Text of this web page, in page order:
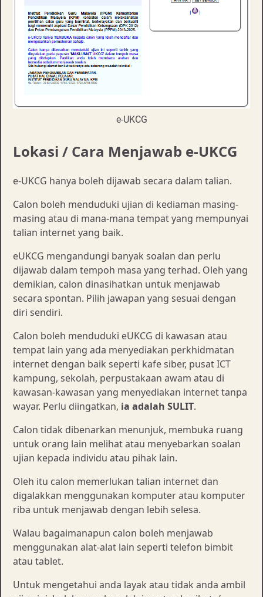
e-UKCG
Lokasi / Cara Menjawab e-UKCG
e-UKCG hanya boleh dijawab secara dalam talian.
Calon boleh menduduki ujian di kediaman masing-
masing atau di mana-mana tempat yang mempunyai
talian internet yang baik.
eUKCG mengandungi banyak soalan dan perlu
dijawab dalam tempoh masa yang terhad. Oleh yang
demikian, calon dinasihatkan untuk menjawab
secara spontan. Pilih jawapan yang sesuai dengan
diri sendiri.
Calon boleh menduduki eUKCG di kawasan atau
tempat lain yang ada menyediakan perkhidmatan
internet dengan baik seperti kafe siber, pusat ICT
kampung, sekolah, perpustakaan awam atau di
kawasan-kawasan yang menyediakan internet tanpa
wayar. Perlu diingatkan, ia adalah SULIT.
Calon tidak dibenarkan menunjuk, membuka ruang
untuk orang lain melihat atau menyebarkan soalan
ujian kepada individu atau pihak lain.
Oleh itu calon memerlukan talian internet dan
digalakkan menggunakan komputer atau komputer
riba untuk menjawab dengan lebih selesa.
Walau bagaimanapun calon boleh menjawab
menggunakan alat-alat lain seperti telefon bimbit
atau tablet.
Untuk mengetahui anda layak atau tidak anda ambil